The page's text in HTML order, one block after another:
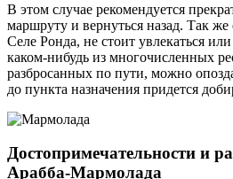
В этом случае рекомендуется
маршруту и вернуться назад. Так
Селе Ронда, не стоит увлекаться
каком-нибудь из многочисленных
разбросанных по пути, можно
до пункта назначения придется
Достопримечательности и
Арабба-Мармолада